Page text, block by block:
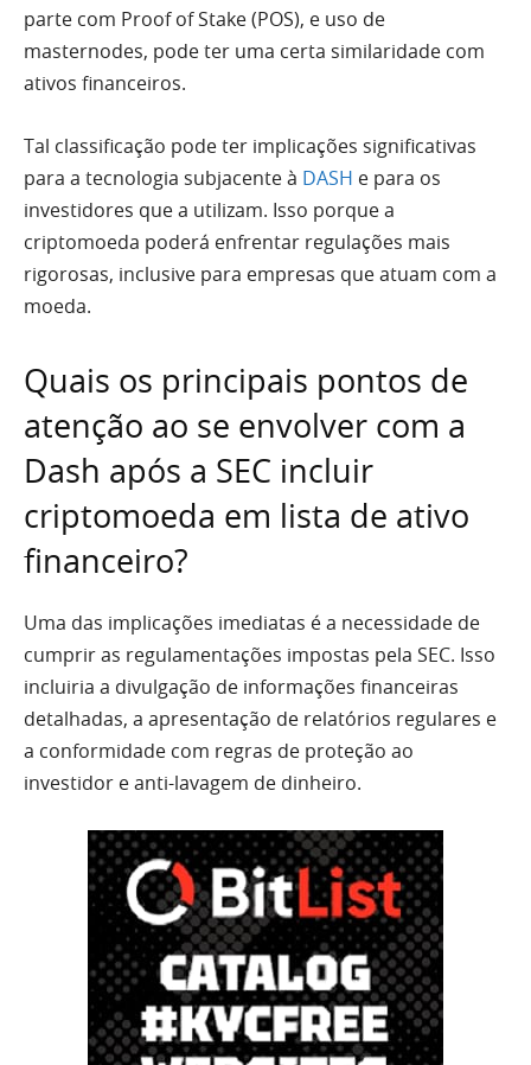
parte com Proof of Stake (POS), e uso de
masternodes, pode ter uma certa similaridade com
ativos financeiros.
Tal classificação pode ter implicações significativas
para a tecnologia subjacente à DASH e para os
investidores que a utilizam. Isso porque a
criptomoeda poderá enfrentar regulações mais
rigorosas, inclusive para empresas que atuam com a
moeda.
Quais os principais pontos de
atenção ao se envolver com a
Dash após a SEC incluir
criptomoeda em lista de ativo
financeiro?
Uma das implicações imediatas é a necessidade de
cumprir as regulamentações impostas pela SEC. Isso
incluiria a divulgação de informações financeiras
detalhadas, a apresentação de relatórios regulares e
a conformidade com regras de proteção ao
investidor e anti-lavagem de dinheiro.